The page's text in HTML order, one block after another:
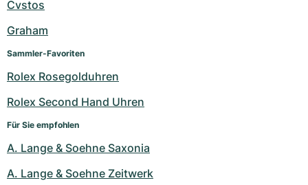
Cvstos
Graham
Sammler-Favoriten
Rolex Rosegolduhren
Rolex Second Hand Uhren
Für Sie empfohlen
A. Lange & Soehne Saxonia
A. Lange & Soehne Zeitwerk